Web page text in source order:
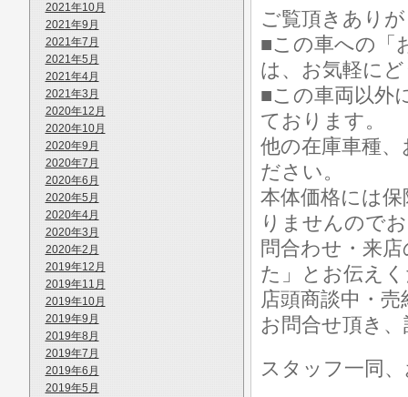
2021年10月
2021年9月
2021年7月
2021年5月
2021年4月
2021年3月
2020年12月
2020年10月
2020年9月
2020年7月
2020年6月
2020年5月
2020年4月
2020年3月
2020年2月
2019年12月
2019年11月
2019年10月
2019年9月
2019年8月
2019年7月
2019年6月
2019年5月
ご覧頂きあり
■この車への「
は、お気軽に
■この車両以外
ております。
他の在庫車種
ださい。
本体価格には
りませんので
問合わせ・来
た」とお伝え
店頭商談中・
お問合せ頂き
スタッフ一同